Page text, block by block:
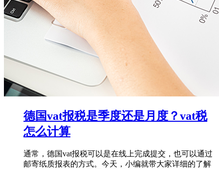
德国vat报税是季度还是月度？vat税
怎么计算
通常，德国vat报税可以是在线上完成提交，也可以通过
邮寄纸质报表的方式。今天，小编就带大家详细的了解